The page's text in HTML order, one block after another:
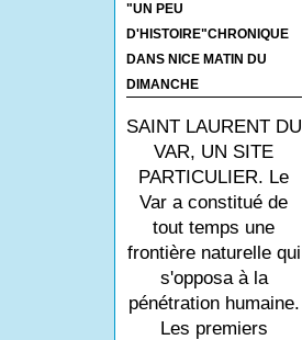
"UN PEU
D'HISTOIRE"CHRONIQUE
DANS NICE MATIN DU
DIMANCHE
SAINT LAURENT DU
VAR, UN SITE
PARTICULIER. Le
Var a constitué de
tout temps une
frontière naturelle qui
s'opposa à la
pénétration humaine.
Les premiers